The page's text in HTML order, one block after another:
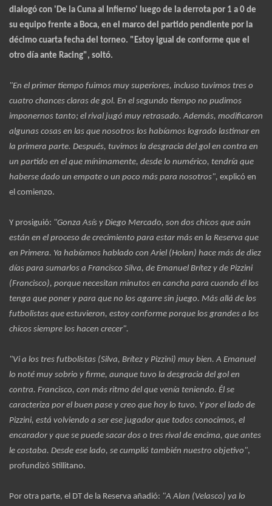
dialogó con 'De la Cuna al Infierno' luego de la derrota por 1 a 0 de
su equipo frente a Boca, en el marco del partido pendiente por la
décimo cuarta fecha del torneo. "Estoy igual de conforme que el
otro día ante Racing", soltó.
"En el primer tiempo fuimos muy superiores, incluso tuvimos tres o
cuatro chances claras de gol. En el segundo tiempo no pudimos
imponernos tanto; el rival jugó muy retrasado. Además, modificaron
algunas cosas en las que nosotros los habíamos logrado lastimar en
la primera parte. Después, tuvimos la desgracia del gol en contra en
un partido en el que mínimamente, desde lo numérico, tendría que
haberse dado un empate o un poco más para nosotros", explicó en
el comienzo.
Y prosiguió: "Gonza Asís y Diego Mercado, son dos chicos que aún
están en el proceso de crecimiento para estar más en la Reserva que
en Primera. Ya habíamos hablado con Ariel (Holan) hace más de diez
días para sumarlos a Francisco Silva, de Emanuel Brítez y de Pizzini
(Francisco), porque necesitan minutos en cancha para cuando él los
tenga que poner y para que no los agarre sin juego. Más allá de los
futbolistas que estuvieron, estoy conforme porque los grandes a los
chicos siempre los hacen crecer".
"Vi a los tres futbolistas (Silva, Brítez y Pizzini) muy bien. A Emanuel
lo noté muy sobrio y firme, aunque tuvo la desgracia del gol en
contra. Francisco, con más ritmo del que venía teniendo. Él se
caracteriza por el buen pase y creo que hoy lo tuvo. Y por el lado de
Pizzini, está volviendo a ser ese jugador que todos conocimos, el
encarador y que se puede sacar dos o tres rival de encima, que antes
le costaba. Desde ese lado, se cumplió también nuestro objetivo",
profundizó Stillitano.
Por otra parte, el DT de la Reserva añadió: "A Alan (Velasco) ya lo